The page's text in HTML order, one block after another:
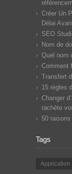
Créer Un
Délai
SEO
Nom de
Quel nom
Comment
Transfert
15 règles
Changer
rachète
50
Tags
Application